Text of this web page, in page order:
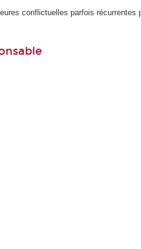
conflictuelles parfois récurrentes